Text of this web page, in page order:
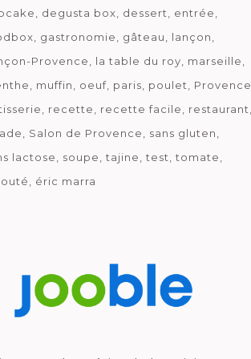
degusta box dessert
entrée
gastronomie gâteau
lançon
Provence
la table du roy
marseille
muffin oeuf paris poulet
Provence
recette recette facile
restaurant
Salon de Provence
sans gluten
lactose
soupe tajine test
tomate
éric marra